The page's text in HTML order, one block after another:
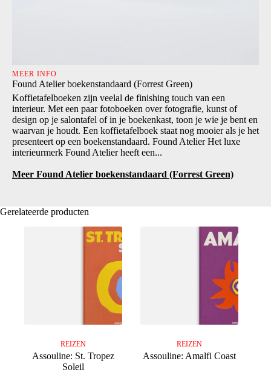
MEER INFO
Found Atelier boekenstandaard (Forrest Green)
Koffietafelboeken zijn veelal de finishing touch van een
interieur. Met een paar fotoboeken over fotografie, kunst of
design op je salontafel of in je boekenkast, toon je wie je bent en
waarvan je houdt. Een koffietafelboek staat nog mooier als je het
presenteert op een boekenstandaard. Found Atelier Het luxe
interieurmerk Found Atelier heeft een...
Meer Found Atelier boekenstandaard (Forrest Green)
Gerelateerde producten
REIZEN
Assouline: St. Tropez
Soleil
REIZEN
Assouline: Amalfi Coast